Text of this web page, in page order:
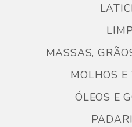
MASSAS,
MOLHOS E
ÓLEOS E